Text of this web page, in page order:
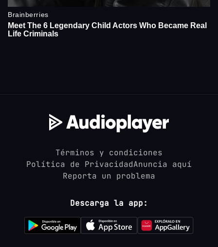
Términos y condiciones
Política de PrivacidadAnuncia aquí
Reporta un problema
Descarga la app: